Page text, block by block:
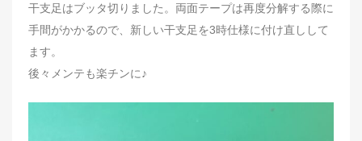
干支足はブッタ切りました。両面テープは再度分解する際に
手間がかかるので、新しい干支足を3時仕様に付け直しして
ます。
後々メンテも楽チンに♪